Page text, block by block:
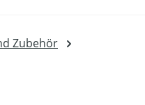
Zubehör